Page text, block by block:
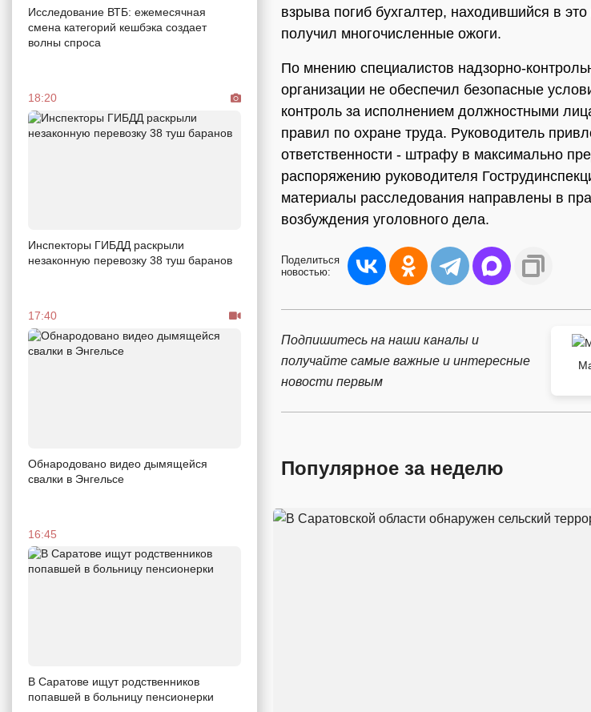
Исследование ВТБ: ежемесячная
смена категорий кешбэка создает
волны спроса
18:20
Инспекторы ГИБДД раскрыли
незаконную перевозку 38 туш баранов
17:40
Обнародовано видео дымящейся
свалки в Энгельсе
16:45
В Саратове ищут родственников
попавшей в больницу пенсионерки
взрыва погиб бухгалтер, находившийся в
получил многочисленные ожоги.
По мнению специалистов надзорно-
организации не обеспечил безопасные
контроль за исполнением должностными
правил по охране труда. Руководитель
ответственности - штрафу в максимально
распоряжению руководителя
материалы расследования направлены в
возбуждения уголовного дела.
Поделиться
новостью:
Подпишитесь на наши каналы и
получайте самые важные и интересные
новости первым
Популярное за неделю